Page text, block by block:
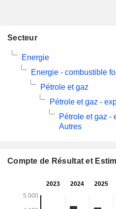
Secteur
Energie
Energie - combustible
Pétrole et gaz
Pétrole et gaz -
Pétrole et gaz -
Autres
Compte de Résultat et